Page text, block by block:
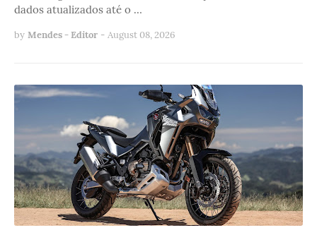
dados atualizados até o …
by Mendes - Editor - August 08, 2026